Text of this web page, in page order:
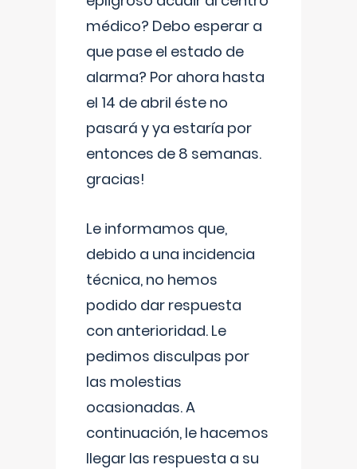
médico? Debo esperar a
que pase el estado de
alarma? Por ahora hasta
el 14 de abril éste no
pasará y ya estaría por
entonces de 8 semanas.
gracias!
Le informamos que,
debido a una incidencia
técnica, no hemos
podido dar respuesta
con anterioridad. Le
pedimos disculpas por
las molestias
ocasionadas. A
continuación, le hacemos
llegar las respuesta a su